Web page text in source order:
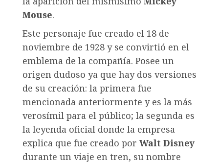
Mouse.
Este personaje fue creado el 18 de
noviembre de 1928 y se convirtió en el
emblema de la compañía. Posee un
origen dudoso ya que hay dos versiones
de su creación: la primera fue
mencionada anteriormente y es la más
verosímil para el público; la segunda es
la leyenda oficial donde la empresa
explica que fue creado por Walt Disney
durante un viaje en tren, su nombre